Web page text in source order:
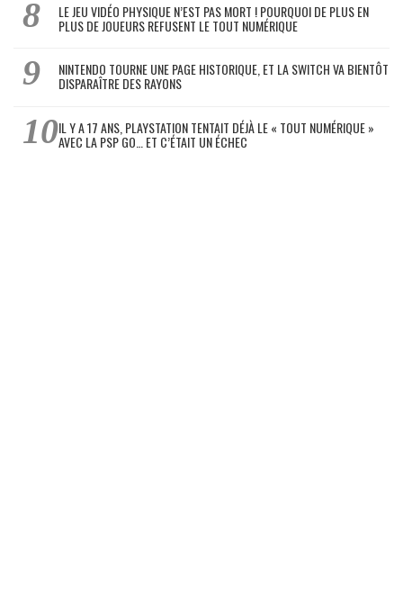
LE JEU VIDÉO PHYSIQUE N’EST PAS MORT ! POURQUOI DE PLUS EN
PLUS DE JOUEURS REFUSENT LE TOUT NUMÉRIQUE
NINTENDO TOURNE UNE PAGE HISTORIQUE, ET LA SWITCH VA BIENTÔT
DISPARAÎTRE DES RAYONS
IL Y A 17 ANS, PLAYSTATION TENTAIT DÉJÀ LE « TOUT NUMÉRIQUE »
AVEC LA PSP GO… ET C’ÉTAIT UN ÉCHEC